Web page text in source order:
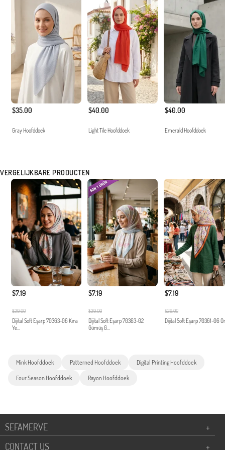
$35.00
Gray Hoofddoek
$40.00
Light Tile Hoofddoek
$40.00
Emerald Hoofddoek
VERGELIJKBARE PRODUCTEN
$7.19
$29.00
Dijital Soft Eşarp 70363-06 Kına
Ye...
$7.19
$29.00
Dijital Soft Eşarp 70363-02
Gümüş G...
$7.19
$29.00
Dijital Soft Eşarp 70361-06
Mink Hoofddoek Patterned Hoofddoek Digital Printing Hoofddoek
Four Season Hoofddoek Rayon Hoofddoek
SEFAMERVE
+
CONTACT US
+